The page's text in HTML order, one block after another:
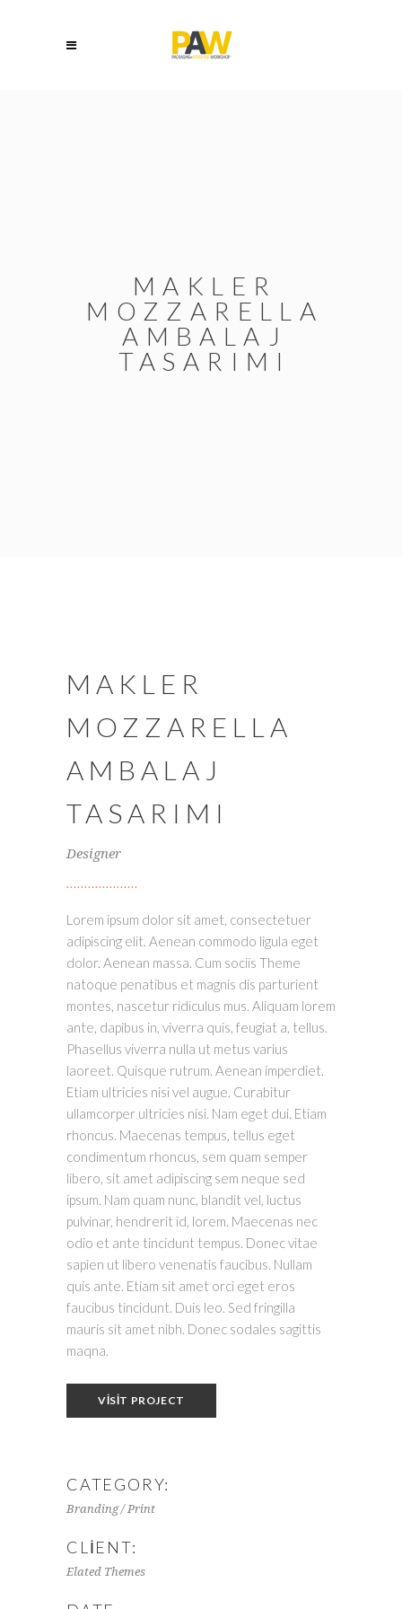
MAKLER
MOZZARELLA
AMBALAJ
TASARIMI
MAKLER
MOZZARELLA
AMBALAJ
TASARIMI
Designer
Lorem ipsum dolor sit amet, consectetuer
adipiscing elit. Aenean commodo ligula eget
dolor. Aenean massa. Cum sociis Theme
natoque penatibus et magnis dis parturient
montes, nascetur ridiculus mus. Aliquam lorem
ante, dapibus in, viverra quis, feugiat a, tellus.
Phasellus viverra nulla ut metus varius
laoreet. Quisque rutrum. Aenean imperdiet.
Etiam ultricies nisi vel augue. Curabitur
ullamcorper ultricies nisi. Nam eget dui. Etiam
rhoncus. Maecenas tempus, tellus eget
condimentum rhoncus, sem quam semper
libero, sit amet adipiscing sem neque sed
ipsum. Nam quam nunc, blandit vel, luctus
pulvinar, hendrerit id, lorem. Maecenas nec
odio et ante tincidunt tempus. Donec vitae
sapien ut libero venenatis faucibus. Nullam
quis ante. Etiam sit amet orci eget eros
faucibus tincidunt. Duis leo. Sed fringilla
mauris sit amet nibh. Donec sodales sagittis
maqna.
VISIT PROJECT
CATEGORY:
Branding / Print
CLIENT:
Elated Themes